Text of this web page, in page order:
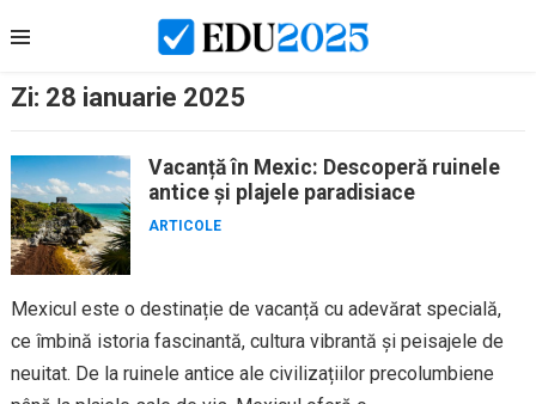
to
Zi: 28 ianuarie 2025
Vacanță în Mexic: Descoperă ruinele
antice și plajele paradisiace
ARTICOLE
Mexicul este o destinație de vacanță cu adevărat specială,
ce îmbină istoria fascinantă, cultura vibrantă și peisajele de
neuitat. De la ruinele antice ale civilizațiilor precolumbiene